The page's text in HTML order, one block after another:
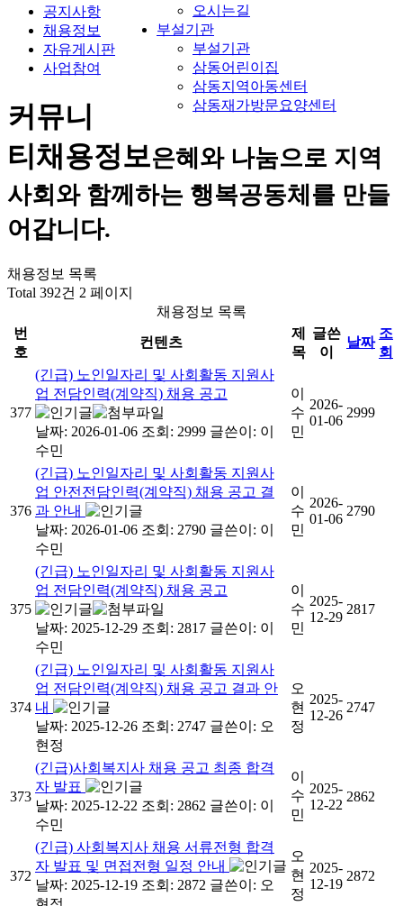
오시는길
부설기관
부설기관
삼동어린이집
삼동지역아동센터
삼동재가방문요양센터
공지사항
채용정보
자유게시판
사업참여
커뮤니
티채용정보은혜와 나눔으로 지역
사회와 함께하는 행복공동체를 만들
어갑니다.
채용정보 목록
Total 392건 2 페이지
채용정보 목록
번
호
컨텐츠
제
목
글쓴
이
날짜
조
회
377
(긴급) 노인일자리 및 사회활동 지원사
업 전담인력(계약직) 채용 공고
날짜: 2026-01-06 조회: 2999 글쓴이: 이
수민
이
수
민
2026-
01-06
2999
376
(긴급) 노인일자리 및 사회활동 지원사
업 안전전담인력(계약직) 채용 공고 결
과 안내
날짜: 2026-01-06 조회: 2790 글쓴이: 이
수민
이
수
민
2026-
01-06
2790
375
(긴급) 노인일자리 및 사회활동 지원사
업 전담인력(계약직) 채용 공고
날짜: 2025-12-29 조회: 2817 글쓴이: 이
수민
이
수
민
2025-
12-29
2817
374
(긴급) 노인일자리 및 사회활동 지원사
업 전담인력(계약직) 채용 공고 결과 안
내
날짜: 2025-12-26 조회: 2747 글쓴이: 오
현정
오
현
정
2025-
12-26
2747
373
(긴급)사회복지사 채용 공고 최종 합격
자 발표
날짜: 2025-12-22 조회: 2862 글쓴이: 이
수민
이
수
민
2025-
12-22
2862
372
(긴급) 사회복지사 채용 서류전형 합격
자 발표 및 면접전형 일정 안내
날짜: 2025-12-19 조회: 2872 글쓴이: 오
오
현
정
2025-
12-19
2872